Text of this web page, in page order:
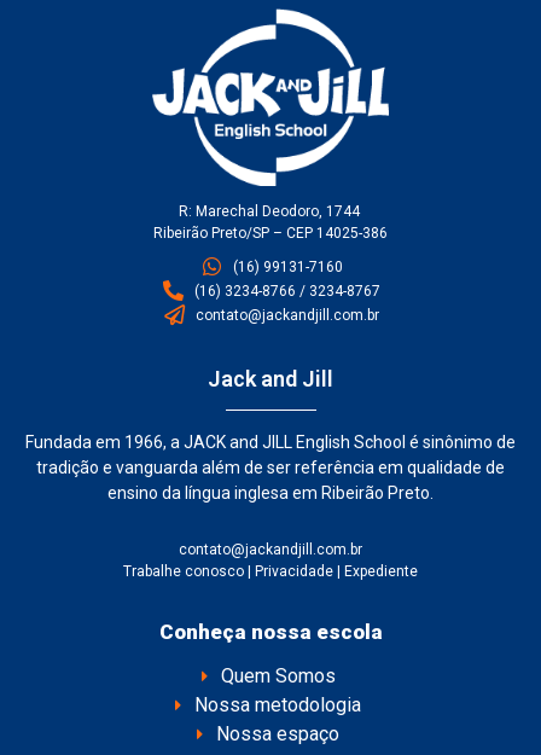
R: Marechal Deodoro, 1744
Ribeirão Preto/SP – CEP 14025-386
(16) 99131-7160
(16) 3234-8766 / 3234-8767
contato@jackandjill.com.br
Jack and Jill
Fundada em 1966, a JACK and JILL English School é sinônimo de
tradição e vanguarda além de ser referência em qualidade de
ensino da língua inglesa em Ribeirão Preto.
contato@jackandjill.com.br
Trabalhe conosco | Privacidade | Expediente
Conheça nossa escola
Quem Somos
Nossa metodologia
Nossa espaço